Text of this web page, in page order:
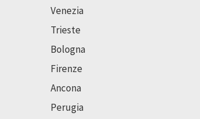
Venezia
Trieste
Bologna
Firenze
Ancona
Perugia